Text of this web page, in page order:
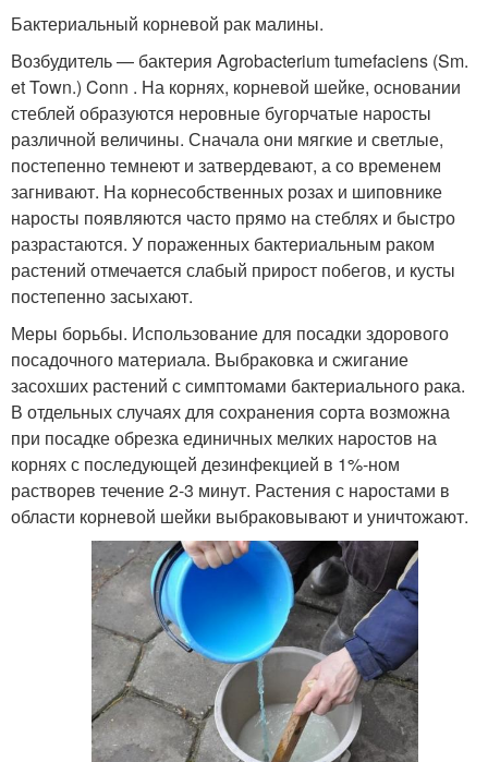
Бактериальный корневой рак малины.
Возбудитель — бактерия Agrobacterium tumefaciens (Sm.
et Town.) Conn . На корнях, корневой шейке, основании
стеблей образуются неровные бугорчатые наросты
различной величины. Сначала они мягкие и светлые,
постепенно темнеют и затвердевают, а со временем
загнивают. На корнесобственных розах и шиповнике
наросты появляются часто прямо на стеблях и быстро
разрастаются. У пораженных бактериальным раком
растений отмечается слабый прирост побегов, и кусты
постепенно засыхают.
Меры борьбы. Использование для посадки здорового
посадочного материала. Выбраковка и сжигание
засохших растений с симптомами бактериального рака.
В отдельных случаях для сохранения сорта возможна
при посадке обрезка единичных мелких наростов на
корнях с последующей дезинфекцией в 1%-ном
растворев течение 2-3 минут. Растения с наростами в
области корневой шейки выбраковывают и уничтожают.